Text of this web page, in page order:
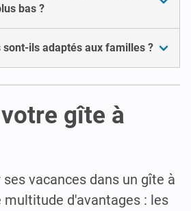
bas ?
sont-ils adaptés aux familles ?
gîte à
vacances dans un gîte à
d'avantages : les